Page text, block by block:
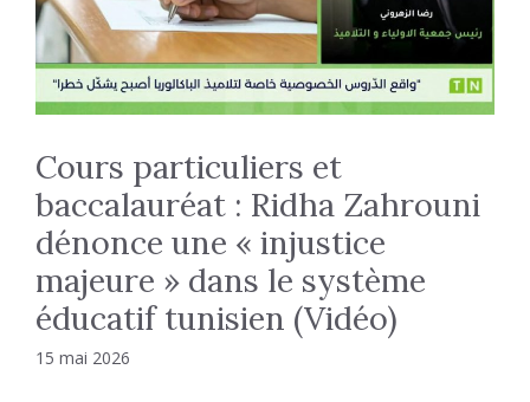
Cours particuliers et
baccalauréat : Ridha Zahrouni
dénonce une « injustice
majeure » dans le système
éducatif tunisien (Vidéo)
15 mai 2026